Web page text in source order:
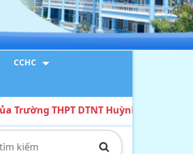
CCHC
THPT DTNT Huỳnh Cương
BÁO về việc tổ chức tiếp
Thực hiện mô hình